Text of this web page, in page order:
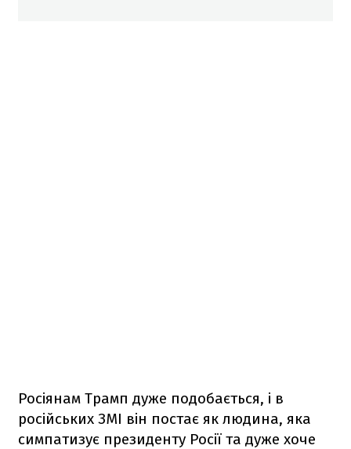
Росіянам Трамп дуже подобається, і в
російських ЗМІ він постає як людина, яка
симпатизує президенту Росії та дуже хоче